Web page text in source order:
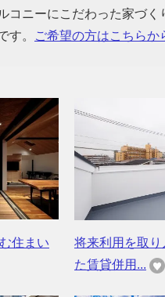
コニーにこだわった家づ
す。
ご希望の方はこちらか
住まい
将来利用を取り
た賃貸併用...